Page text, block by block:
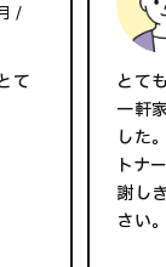
/
て
とて
一軒
した
トナ
謝し
さい